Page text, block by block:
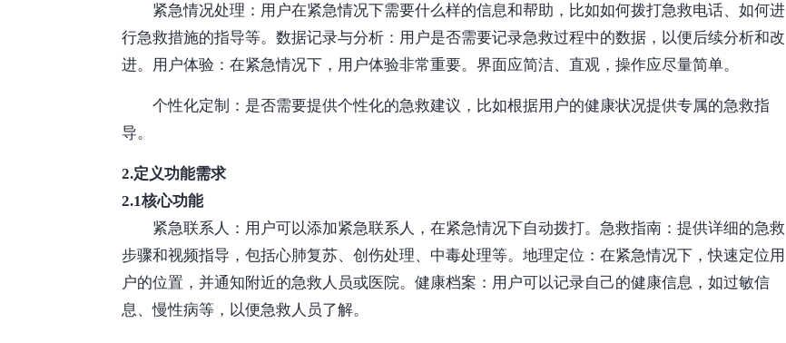
紧急情况处理：用户在紧急情况下需要什么样的信息和帮助，比如如何拨打急救电话、如何进
行急救措施的指导等。数据记录与分析：用户是否需要记录急救过程中的数据，以便后续分析和改
进。用户体验：在紧急情况下，用户体验非常重要。界面应简洁、直观，操作应尽量简单。
个性化定制：是否需要提供个性化的急救建议，比如根据用户的健康状况提供专属的急救指
导。
2.定义功能需求
2.1核心功能
紧急联系人：用户可以添加紧急联系人，在紧急情况下自动拨打。急救指南：提供详细的急救
步骤和视频指导，包括心肺复苏、创伤处理、中毒处理等。地理定位：在紧急情况下，快速定位用
户的位置，并通知附近的急救人员或医院。健康档案：用户可以记录自己的健康信息，如过敏信
息、慢性病等，以便急救人员了解。